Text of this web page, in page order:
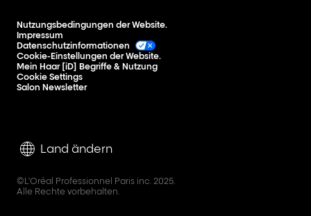
Land ändern
©L'Oréal Professionnel Paris inc. 2025.
Alle Rechte vorbehalten.
Nutzungsbedingungen der Website.
Impressum
Datenschutzinformationen
Cookie-Einstellungen der Website.
Mein Haar [iD] Begriffe & Nutzung
Cookie Settings
Salon Newsletter